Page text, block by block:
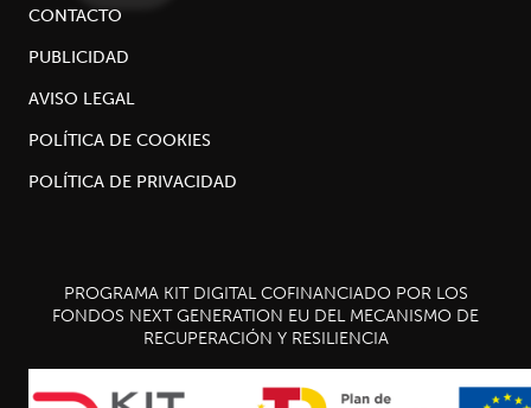
SIGUIENTE chevron_right
Título
CONTACTO
PUBLICIDAD
AVISO LEGAL
POLÍTICA DE COOKIES
POLÍTICA DE PRIVACIDAD
PROGRAMA KIT DIGITAL COFINANCIADO POR LOS
FONDOS NEXT GENERATION EU DEL MECANISMO DE
RECUPERACIÓN Y RESILIENCIA